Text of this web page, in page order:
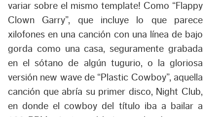
variar sobre el mismo template! Como “Flappy
Clown Garry”, que incluye lo que parece
xilofones en una canción con una línea de bajo
gorda como una casa, seguramente grabada
en el sótano de algún tugurio, o la gloriosa
versión new wave de “Plastic Cowboy”, aquella
canción que abría su primer disco, Night Club,
en donde el cowboy del título iba a bailar a